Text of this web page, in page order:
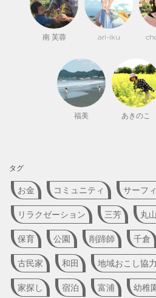
南 芙蓉 ari-iku
福美 あきのこ
タグ
お金 コミュニティ サーフ
リラクゼーション 三芳 丸
保育 公園 削蹄師 千倉
古民家 和田 地域おこし協
家探し 宿泊 富浦 幼稚